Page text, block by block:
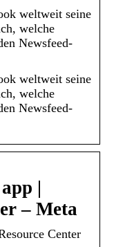
weltweit seine
welche
Newsfeed-
weltweit seine
welche
Newsfeed-
|
– Meta
Center